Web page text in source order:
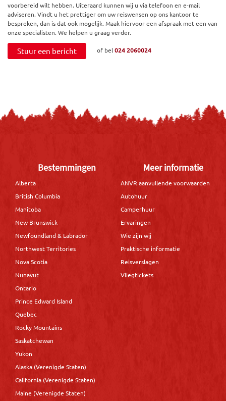
voorbereid wilt hebben. Uiteraard kunnen wij u via telefoon en e-mail
adviseren. Vindt u het prettiger om uw reiswensen op ons kantoor te
bespreken, dan is dat ook mogelijk. Maak hiervoor een afspraak met een van
onze specialisten. We helpen u graag verder.
Stuur een bericht of bel024 2060024
Bestemmingen
Alberta
British Columbia
Manitoba
New Brunswick
Newfoundland & Labrador
Northwest Territories
Nova Scotia
Nunavut
Ontario
Prince Edward Island
Quebec
Rocky Mountains
Saskatchewan
Yukon
Alaska (Verenigde Staten)
California (Verenigde Staten)
Maine (Verenigde Staten)
Meer informatie
ANVR aanvullende voorwaarden
Autohuur
Camperhuur
Ervaringen
Wie zijn wij
Praktische informatie
Reisverslagen
Vliegtickets